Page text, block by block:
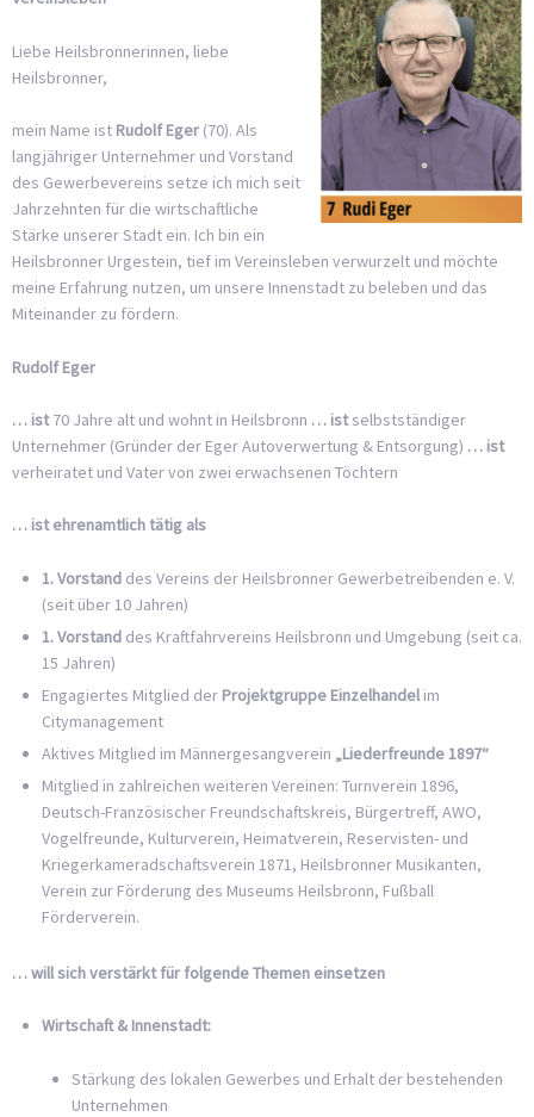
Liebe Heilsbronnerinnen, liebe
Heilsbronner,
mein Name ist Rudolf Eger (70). Als
langjähriger Unternehmer und Vorstand
des Gewerbevereins setze ich mich seit
Jahrzehnten für die wirtschaftliche
Stärke unserer Stadt ein. Ich bin ein
Heilsbronner Urgestein, tief im Vereinsleben verwurzelt und möchte
meine Erfahrung nutzen, um unsere Innenstadt zu beleben und das
Miteinander zu fördern.
Rudolf Eger
… ist70 Jahre alt und wohnt in Heilsbronn … istselbstständiger
Unternehmer (Gründer der Eger Autoverwertung & Entsorgung) … ist
verheiratet und Vater von zwei erwachsenen Töchtern
… ist ehrenamtlich tätig als
1. Vorstand des Vereins der Heilsbronner Gewerbetreibenden e. V.
(seit über 10 Jahren)
1. Vorstand des Kraftfahrvereins Heilsbronn und Umgebung (seit ca.
15 Jahren)
Engagiertes Mitglied der Projektgruppe Einzelhandel im
Citymanagement
Aktives Mitglied im Männergesangverein „Liederfreunde 1897“
Mitglied in zahlreichen weiteren Vereinen: Turnverein 1896,
Deutsch-Französischer Freundschaftskreis, Bürgertreff, AWO,
Vogelfreunde, Kulturverein, Heimatverein, Reservisten- und
Kriegerkameradschaftsverein 1871, Heilsbronner Musikanten,
Verein zur Förderung des Museums Heilsbronn, Fußball
Förderverein.
… will sich verstärkt für folgende Themen einsetzen
Wirtschaft & Innenstadt:
Stärkung des lokalen Gewerbes und Erhalt der bestehenden
Unternehmen